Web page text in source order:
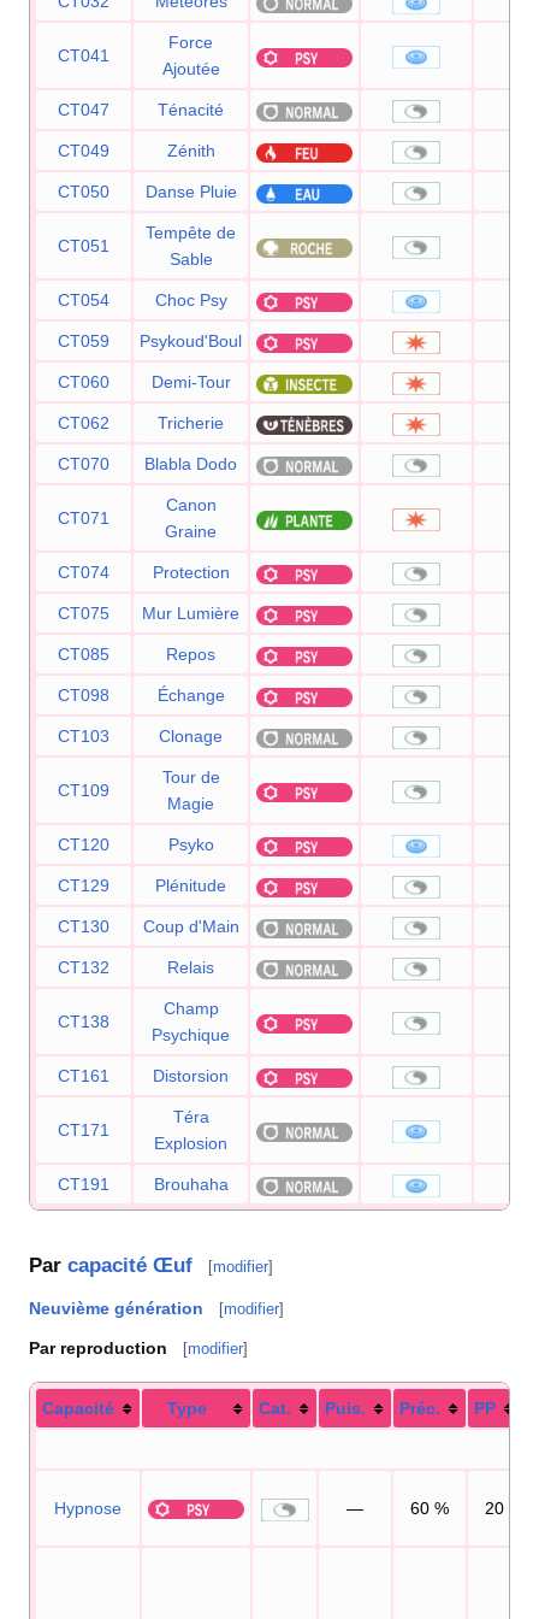
CT041
Force
Ajoutée
CT047 Ténacité
CT049 Zénith
CT050 Danse Pluie
CT051
Tempête de
Sable
CT054 Choc Psy
CT059 Psykoud'Boul
CT060 Demi-Tour
CT062 Tricherie
CT070 Blabla Dodo
CT071
Canon
Graine
CT074 Protection
CT075 Mur Lumière
CT085 Repos
CT098 Échange
CT103 Clonage
CT109
Tour de
Magie
CT120 Psyko
CT129 Plénitude
CT130 Coup d'Main
CT132 Relais
CT138
Champ
Psychique
CT161 Distorsion
CT171
Téra
Explosion
CT191 Brouhaha
Par capacité Œuf [modifier]
Neuvième génération [modifier]
Par reproduction [modifier]
Capacité Type Cat. Puis. Préc. PP
Hypnose — 60 % 20